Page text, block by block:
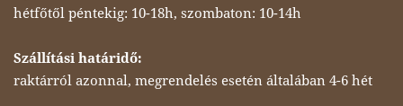
hétfőtől péntekig: 10-18h, szombaton: 10-14h
Szállítási határidő:
raktárról azonnal, megrendelés esetén általában 4-6 hét